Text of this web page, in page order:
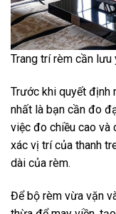
Trang trí rèm cần lưu
Trước khi quyết định
nhất là bạn cần đo
việc đo chiều cao và
xác vị trí của thanh
dài của rèm.
Để bộ rèm vừa vặn